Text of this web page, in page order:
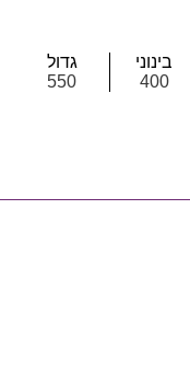
בינוני
400
גדול
550